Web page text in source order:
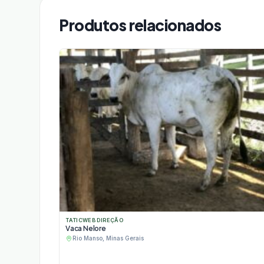
Produtos relacionados
TATICWEB DIREÇÃO
Vaca Nelore
Rio Manso, Minas Gerais